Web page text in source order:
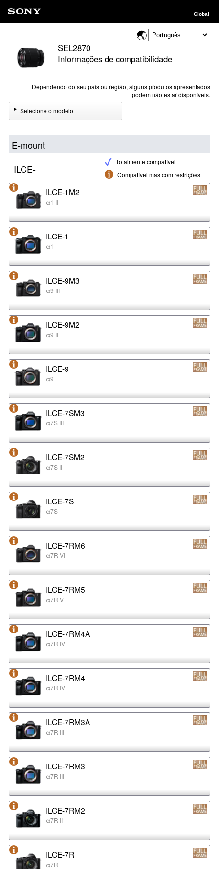
Global
SEL2870
Informações de compatibilidade
Dependendo do seu país ou região, alguns produtos apresentados
podem não estar disponíveis.
Selecione o modelo
E-mount
Totalmente compatível
Compatível mas com restrições
ILCE-
ILCE-1M2
α1 II
ILCE-1
α1
ILCE-9M3
α9 III
ILCE-9M2
α9 II
ILCE-9
α9
ILCE-7SM3
α7S III
ILCE-7SM2
α7S II
ILCE-7S
α7S
ILCE-7RM6
α7R VI
ILCE-7RM5
α7R V
ILCE-7RM4A
α7R IV
ILCE-7RM4
α7R IV
ILCE-7RM3A
α7R III
ILCE-7RM3
α7R III
ILCE-7RM2
α7R II
ILCE-7R
α7R